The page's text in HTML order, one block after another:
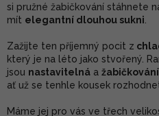
si pružné žabičkování stáhnete
mít elegantní dlouhou sukni
Zažijte ten příjemný pocit z
který je na léto jako stvořený.
jsou nastavitelná a žabičkování
ať už se tenhle kousek
Máme jej pro vás ve třech